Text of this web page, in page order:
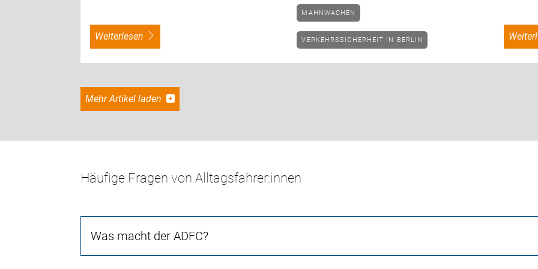
weiterlesen
MAHNWACHEN
VERKEHRSSICHERHEIT IN BERLIN
Mehr Artikel laden
Häufige Fragen von Alltagsfahrer:innen
Was macht der ADFC?